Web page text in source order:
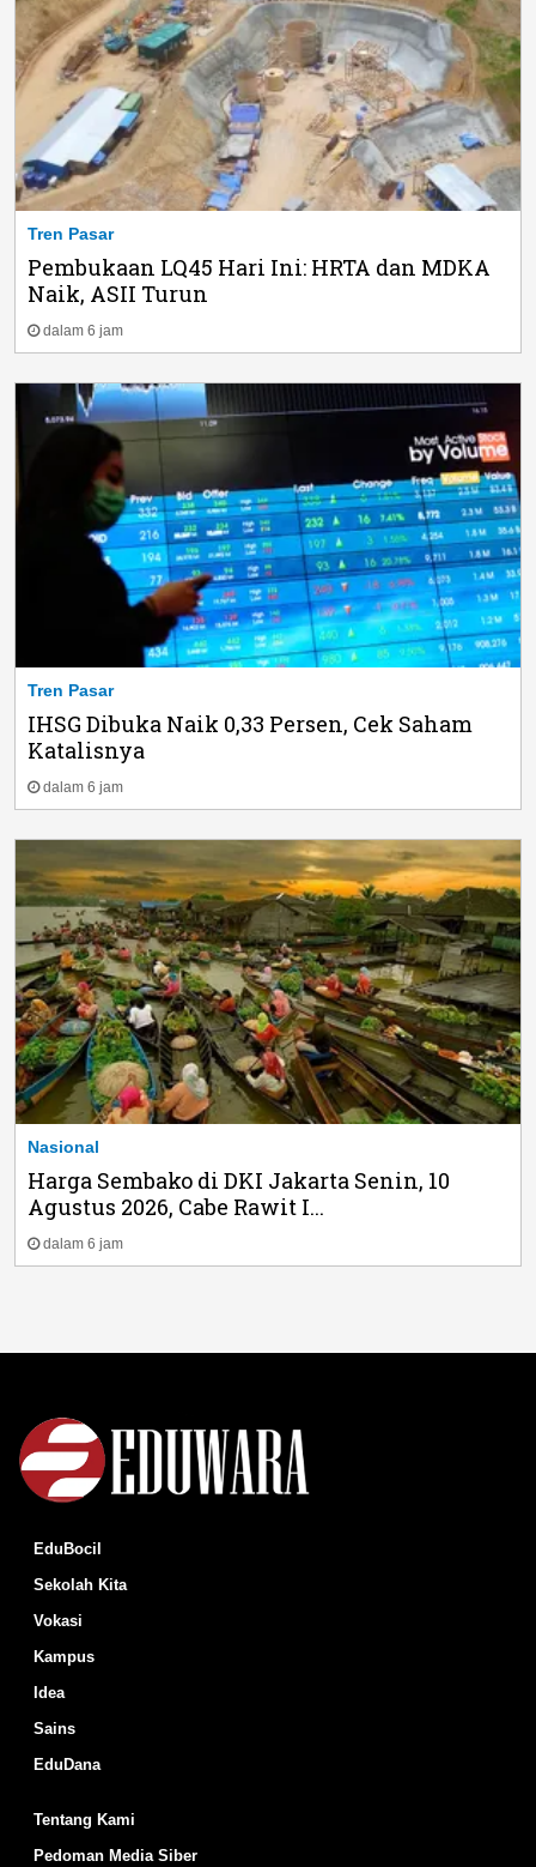
Tren Pasar
Pembukaan LQ45 Hari Ini: HRTA dan MDKA
Naik, ASII Turun
dalam 6 jam
Tren Pasar
IHSG Dibuka Naik 0,33 Persen, Cek Saham
Katalisnya
dalam 6 jam
Nasional
Harga Sembako di DKI Jakarta Senin, 10
Agustus 2026, Cabe Rawit I...
dalam 6 jam
EduBocil
Sekolah Kita
Vokasi
Kampus
Idea
Sains
EduDana
Tentang Kami
Pedoman Media Siber